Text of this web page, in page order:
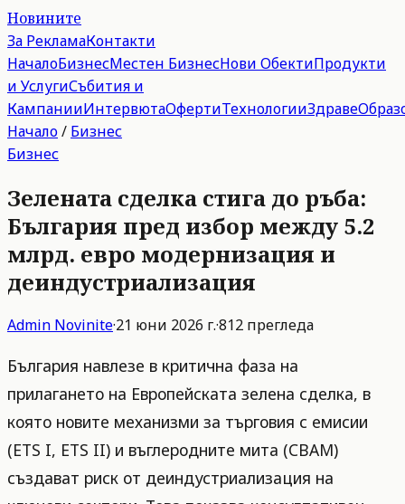
Новините
За РекламаКонтакти
НачалоБизнесМестен БизнесНови ОбектиПродукти
и УслугиСъбития и
КампанииИнтервютаОфертиТехнологииЗдраве
Начало/ Бизнес
Бизнес
Зелената сделка стига до ръба:
България пред избор между 5.2
млрд. евро модернизация и
деиндустриализация
Admin Novinite·21 юни 2026 г.·812 прегледа
България навлезе в критична фаза на
прилагането на Европейската зелена сделка, в
която новите механизми за търговия с емисии
(ETS I, ETS II) и въглеродните мита (CBAM)
създават риск от деиндустриализация на